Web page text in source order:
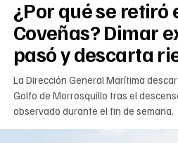
¿Por qué se retiró
Coveñas? Dimar
pasó y descarta
La Dirección General Marítima
Golfo de Morrosquillo tras el
observado durante el fin de semana.